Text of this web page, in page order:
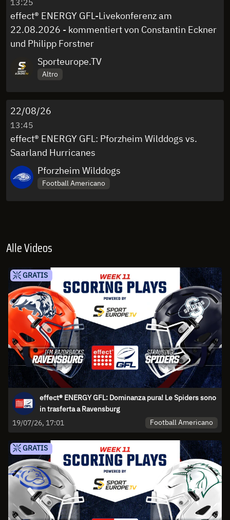
13:25
effect® ENERGY GFL-Livekonferenz am
22.08.2026 - kommentiert von Constantin Eckner
und Philipp Forstner
Sporteurope.TV
Altro
22/08/26
13:45
effect® ENERGY GFL: Pforzheim Wilddogs vs.
Saarland Hurricanes
Pforzheim Wilddogs
Football Americano
Alle Videos
GRATIS
effect® ENERGY GFL: Dominanza pura! Le Spiders sono
in trasferta a Ravensburg
19/07/26, 17:01
Football Americano
GRATIS